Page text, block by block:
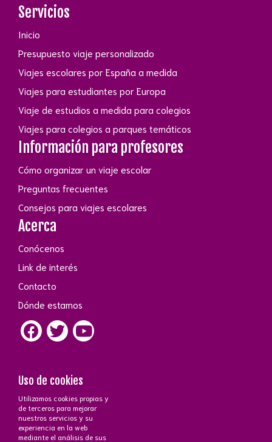
Servicios
Inicio
Presupuesto viaje personalizado
Viajes escolares por España a medida
Viajes para estudiantes por Europa
Viaje de estudios a medida para colegios
Viajes para colegios a parques temáticos
Información para profesores
Cómo organizar un viaje escolar
Preguntas frecuentes
Consejos para viajes escolares
Acerca
Conócenos
Link de interés
Contacto
Dónde estamos
Contacto
+34 672 43 26 43
Atención a cliente near_me
Uso de cookies
Utilizamos cookies propias y
de terceros para mejorar
nuestros servicios y su
experiencia en la web
mediante el análisis de sus